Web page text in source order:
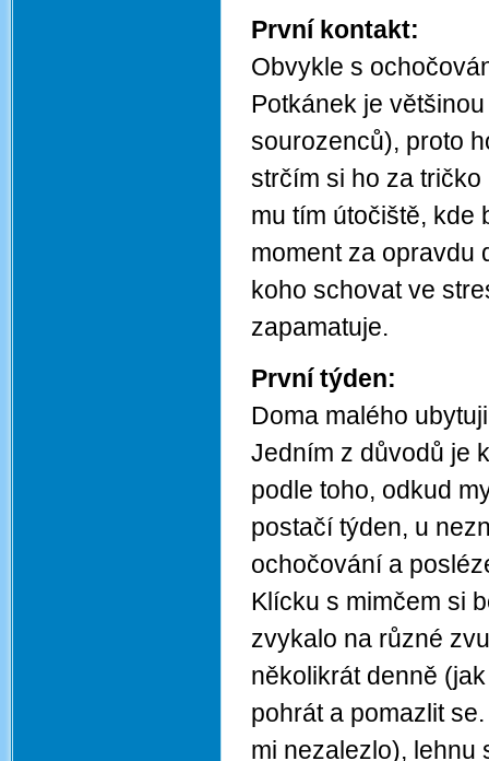
První kontakt:
Obvykle s
Potkánek je
sourozenců), proto
strčím si ho za
mu tím útočiště, kde
moment za opravdu
koho schovat ve
zapamatuje.
První týden:
Doma malého
Jedním z důvodů je
podle toho, odkud
postačí týden, u
ochočování a
Klícku s mimčem si
zvykalo na různé
několikrát denně
pohrát a pomazlit
mi nezalezlo), lehnu